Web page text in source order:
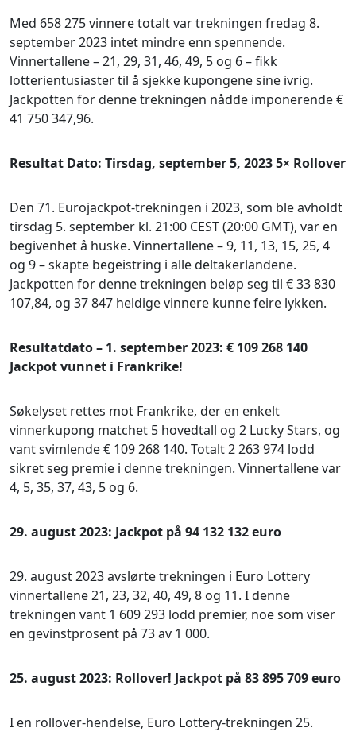
Med 658 275 vinnere totalt var trekningen fredag 8.
september 2023 intet mindre enn spennende.
Vinnertallene – 21, 29, 31, 46, 49, 5 og 6 – fikk
lotterientusiaster til å sjekke kupongene sine ivrig.
Jackpotten for denne trekningen nådde imponerende €
41 750 347,96.
Resultat Dato: Tirsdag, september 5, 2023 5× Rollover
Den 71. Eurojackpot-trekningen i 2023, som ble avholdt
tirsdag 5. september kl. 21:00 CEST (20:00 GMT), var en
begivenhet å huske. Vinnertallene – 9, 11, 13, 15, 25, 4
og 9 – skapte begeistring i alle deltakerlandene.
Jackpotten for denne trekningen beløp seg til € 33 830
107,84, og 37 847 heldige vinnere kunne feire lykken.
Resultatdato – 1. september 2023: € 109 268 140
Jackpot vunnet i Frankrike!
Søkelyset rettes mot Frankrike, der en enkelt
vinnerkupong matchet 5 hovedtall og 2 Lucky Stars, og
vant svimlende € 109 268 140. Totalt 2 263 974 lodd
sikret seg premie i denne trekningen. Vinnertallene var
4, 5, 35, 37, 43, 5 og 6.
29. august 2023: Jackpot på 94 132 132 euro
29. august 2023 avslørte trekningen i Euro Lottery
vinnertallene 21, 23, 32, 40, 49, 8 og 11. I denne
trekningen vant 1 609 293 lodd premier, noe som viser
en gevinstprosent på 73 av 1 000.
25. august 2023: Rollover! Jackpot på 83 895 709 euro
I en rollover-hendelse, Euro Lottery-trekningen 25.